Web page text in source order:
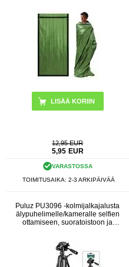
12,95 EUR
5,95 EUR
VARASTOSSA
TOIMITUSAIKA: 2-3 ARKIPÄIVÄÄ
Puluz PU3096 -kolmijalkajalusta
älypuhelimelle/kameralle selfien
ottamiseen, suoratoistoon ja